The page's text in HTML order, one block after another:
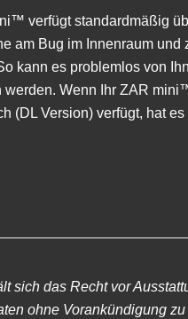
verfügt standardmäßig
am Bug im Innenraum und
kann es problemlos von
werden. Wenn Ihr ZAR
(DL Version) verfügt, hat es
sich das Recht vor
ohne Vorankündigung zu